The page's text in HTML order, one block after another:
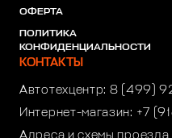
ОФЕРТА
ПОЛИТИКА
КОНФИДЕНЦИАЛЬНОСТИ
КОНТАКТЫ
Автотехцентр: 8 (499)
Интернет-магазин: +7
Адреса и схемы проезда